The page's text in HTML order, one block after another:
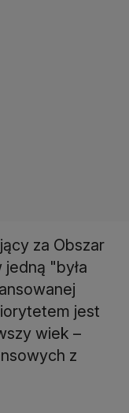
za Obszar
"była
jest
wiek –
z